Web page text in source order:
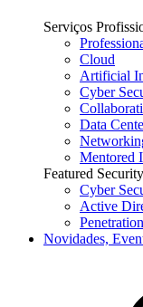
Serviços
Cloud
Artificial
Cyber
Data
Mentored
Featured
Cyber
Active
Novidades,